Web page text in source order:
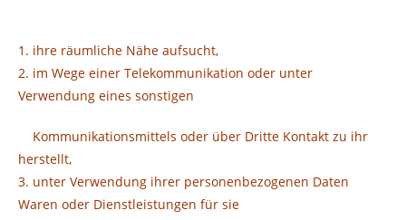
1. ihre räumliche Nähe aufsucht,
2. im Wege einer Telekommunikation oder unter
Verwendung eines sonstigen
Kommunikationsmittels oder über Dritte Kontakt zu ihr
herstellt,
3. unter Verwendung ihrer personenbezogenen Daten
Waren oder Dienstleistungen für sie